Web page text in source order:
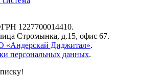
1227700014410.
Стромынка, д.15, офис 67.
Диджитал».
персональных данных.